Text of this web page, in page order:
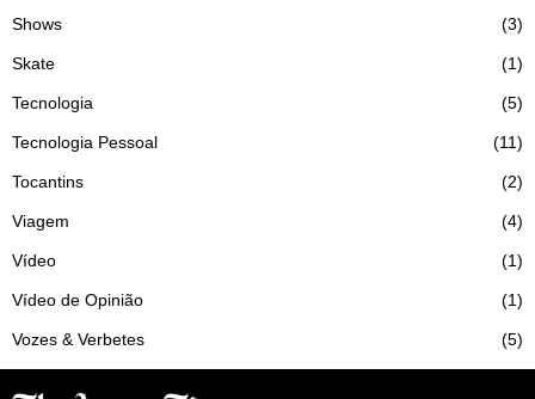
Shows 3
Skate 1
Tecnologia 5
Tecnologia Pessoal 11
Tocantins 2
Viagem 4
Vídeo 1
Vídeo de Opinião 1
Vozes & Verbetes 5